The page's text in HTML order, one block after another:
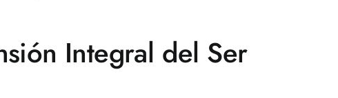
Integral del Ser